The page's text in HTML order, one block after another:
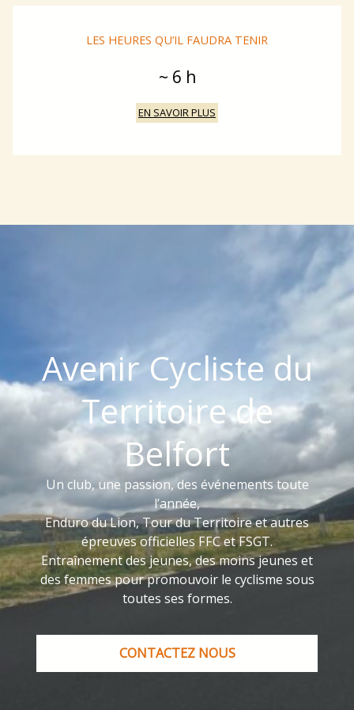
LES HEURES QU’IL FAUDRA TENIR
~ 6 h
EN SAVOIR PLUS
Avenir Cycliste du
Territoire de
Belfort
Un club, une passion, des événements toute
l’année,
Enduro du Lion, Tour du Territoire et autres
épreuves officielles FFC et FSGT.
Entraînement des jeunes, des moins jeunes et
des femmes pour promouvoir le cyclisme sous
toutes ses formes.
CONTACTEZ NOUS